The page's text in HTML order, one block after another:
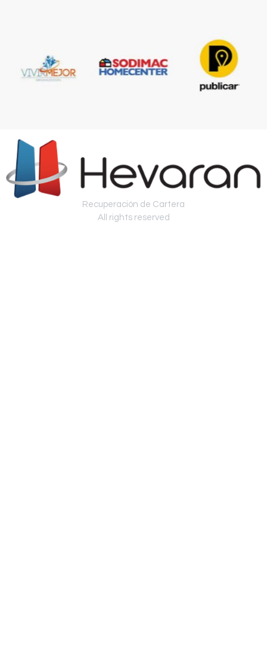
Recuperación de Cartera
All rights reserved